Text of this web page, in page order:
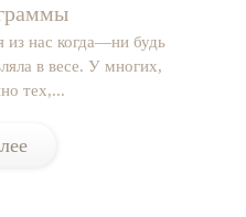
из нас когда—ни будь
в весе. У многих,
тех,...